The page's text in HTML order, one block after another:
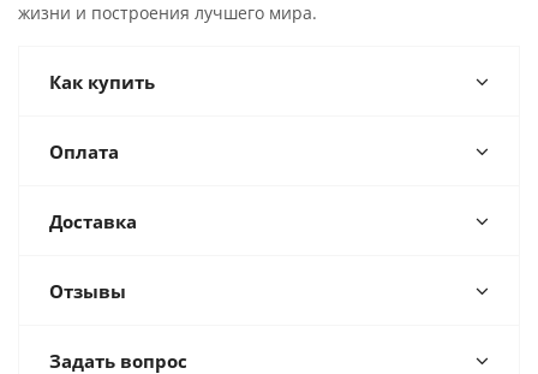
жизни и построения лучшего мира.
Как купить
Оплата
Доставка
Отзывы
Задать вопрос